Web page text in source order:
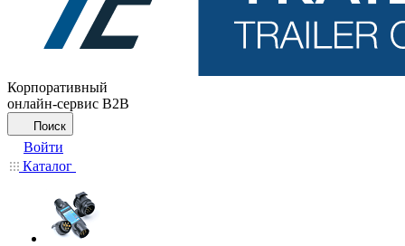
Корпоративный
онлайн-сервис B2B
Поиск
Войти
Каталог